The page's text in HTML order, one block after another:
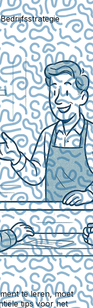
Bedrijfsstrategie
te leren, moet
tips voor het